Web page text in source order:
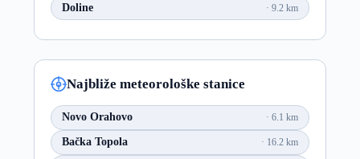
Doline 9.2 km
Najbliže meteorološke stanice
Novo Orahovo 6.1 km
Bačka Topola 16.2 km